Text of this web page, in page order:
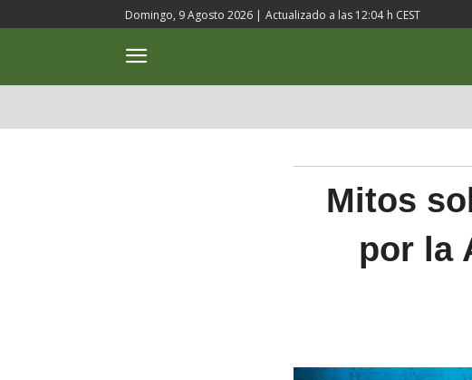
Domingo, 9 Agosto 2026 | Actualizado a las 12:04 h CEST
Mitos
por la